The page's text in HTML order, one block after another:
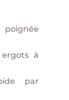
poignée
à
par